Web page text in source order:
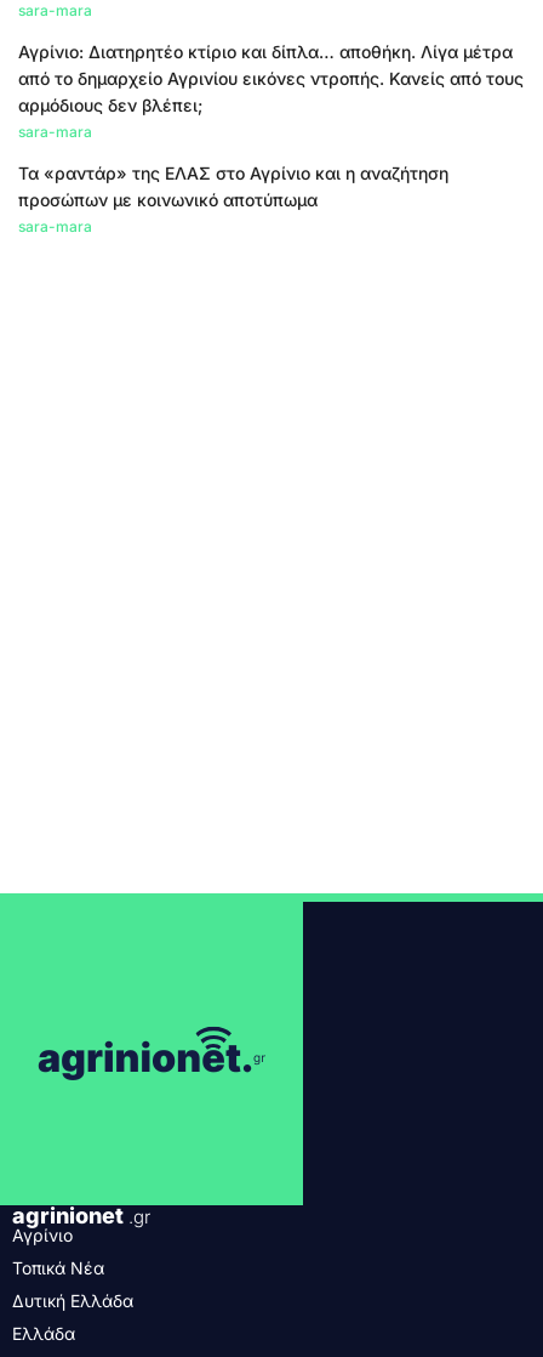
sara-mara
Αγρίνιο: Διατηρητέο κτίριο και δίπλα… αποθήκη. Λίγα μέτρα
από το δημαρχείο Αγρινίου εικόνες ντροπής. Κανείς από τους
αρμόδιους δεν βλέπει;
sara-mara
Τα «ραντάρ» της ΕΛΑΣ στο Αγρίνιο και η αναζήτηση
προσώπων με κοινωνικό αποτύπωμα
sara-mara
agrinionet .gr
Αγρίνιο
Τοπικά Νέα
Δυτική Ελλάδα
Ελλάδα